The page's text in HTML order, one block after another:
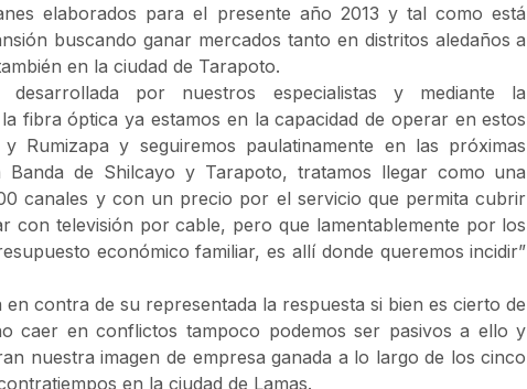
elaborados para el presente año 2013 y tal como está
buscando ganar mercados tanto en distritos aledaños a
en la ciudad de Tarapoto.
por nuestros especialistas y mediante la
fibra óptica ya estamos en la capacidad de operar en estos
Rumizapa y seguiremos paulatinamente en las próximas
de Shilcayo y Tarapoto, tratamos llegar como una
canales y con un precio por el servicio que permita cubrir
con televisión por cable, pero que lamentablemente por los
económico familiar, es allí donde queremos incidir”
contra de su representada la respuesta si bien es cierto de
caer en conflictos tampoco podemos ser pasivos a ello y
nuestra imagen de empresa ganada a lo largo de los cinco
en la ciudad de Lamas.